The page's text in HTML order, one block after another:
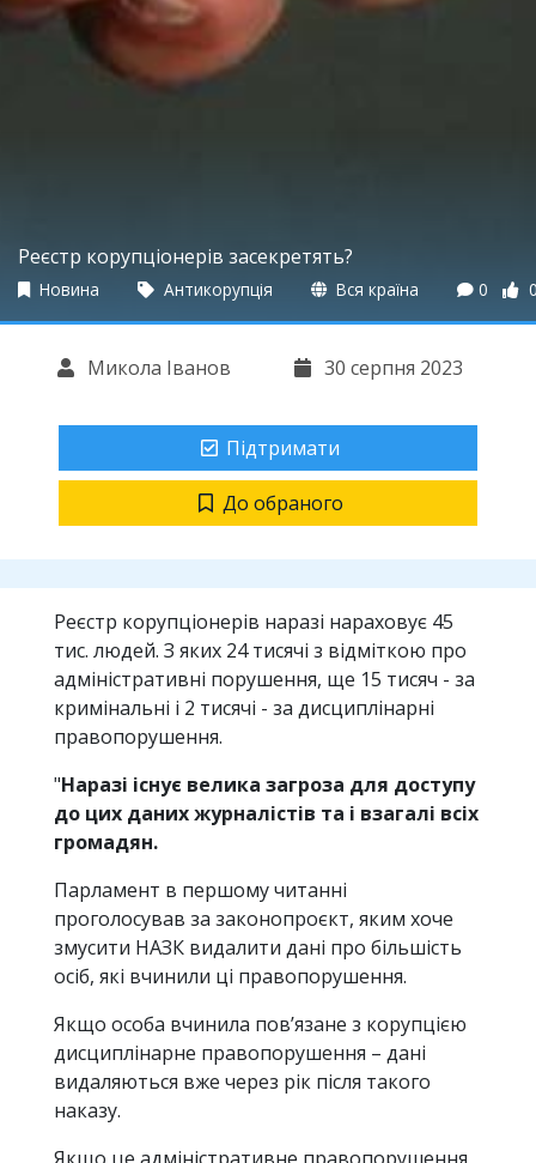
Реєстр корупціонерів засекретять?
Новина Антикорупція Вся країна 0
Микола Іванов 30 серпня 2023
Підтримати
До обраного
Реєстр корупціонерів наразі нараховує 45
тис. людей. З яких 24 тисячі з відміткою про
адміністративні порушення, ще 15 тисяч - за
кримінальні і 2 тисячі - за дисциплінарні
правопорушення.
"Наразі існує велика загроза для доступу
до цих даних журналістів та і взагалі всіх
громадян.
Парламент в першому читанні
проголосував за законопроєкт, яким хоче
змусити НАЗК видалити дані про більшість
осіб, які вчинили ці правопорушення.
Якщо особа вчинила пов’язане з корупцією
дисциплінарне правопорушення – дані
видаляються вже через рік після такого
наказу.